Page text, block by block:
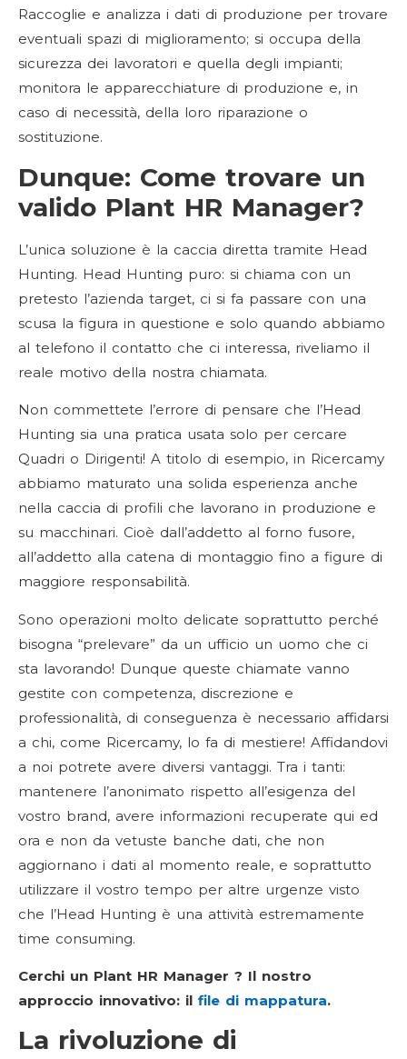
Raccoglie e analizza i dati di produzione per trovare
eventuali spazi di miglioramento; si occupa della
sicurezza dei lavoratori e quella degli impianti;
monitora le apparecchiature di produzione e, in
caso di necessità, della loro riparazione o
sostituzione.
Dunque: Come trovare un
valido Plant HR Manager?
L’unica soluzione è la caccia diretta tramite Head
Hunting. Head Hunting puro: si chiama con un
pretesto l’azienda target, ci si fa passare con una
scusa la figura in questione e solo quando abbiamo
al telefono il contatto che ci interessa, riveliamo il
reale motivo della nostra chiamata.
Non commettete l’errore di pensare che l’Head
Hunting sia una pratica usata solo per cercare
Quadri o Dirigenti! A titolo di esempio, in Ricercamy
abbiamo maturato una solida esperienza anche
nella caccia di profili che lavorano in produzione e
su macchinari. Cioè dall’addetto al forno fusore,
all’addetto alla catena di montaggio fino a figure di
maggiore responsabilità.
Sono operazioni molto delicate soprattutto perché
bisogna “prelevare” da un ufficio un uomo che ci
sta lavorando! Dunque queste chiamate vanno
gestite con competenza, discrezione e
professionalità, di conseguenza è necessario affidarsi
a chi, come Ricercamy, lo fa di mestiere! Affidandovi
a noi potrete avere diversi vantaggi. Tra i tanti:
mantenere l’anonimato rispetto all’esigenza del
vostro brand, avere informazioni recuperate qui ed
ora e non da vetuste banche dati, che non
aggiornano i dati al momento reale, e soprattutto
utilizzare il vostro tempo per altre urgenze visto
che l’Head Hunting è una attività estremamente
time consuming.
Cerchi un Plant HR Manager ? Il nostro
approccio innovativo: il file di mappatura.
La rivoluzione di